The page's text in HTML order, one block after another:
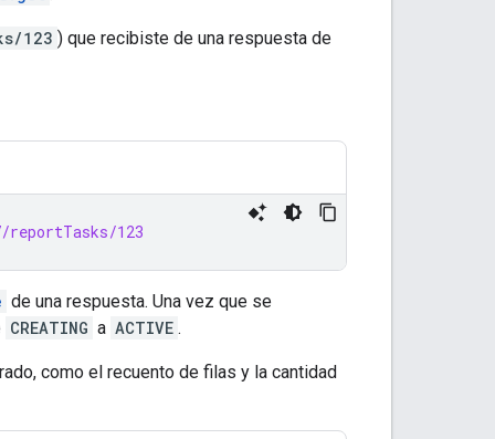
123 ) que recibiste de una respuesta de
123
de una respuesta. Una vez que se
CREATING a ACTIVE .
como el recuento de filas y la cantidad